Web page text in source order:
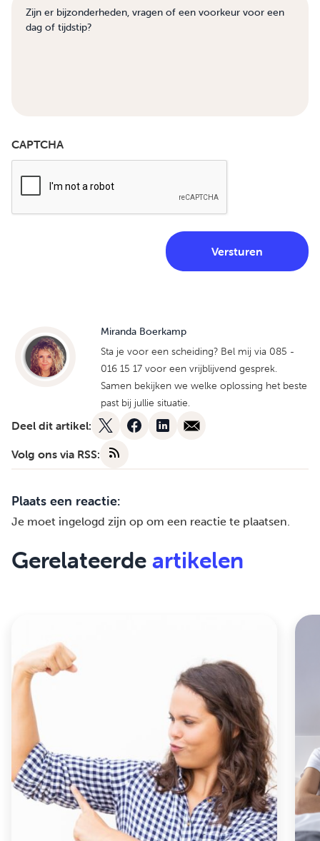
CAPTCHA
Miranda Boerkamp
Sta je voor een scheiding? Bel mij via 085 -
016 15 17 voor een vrijblijvend gesprek.
Samen bekijken we welke oplossing het beste
past bij jullie situatie.
Deel dit artikel:
Volg ons via RSS:
Plaats een reactie:
Je moet ingelogd zijn op om een reactie te plaatsen.
Gerelateerde artikelen